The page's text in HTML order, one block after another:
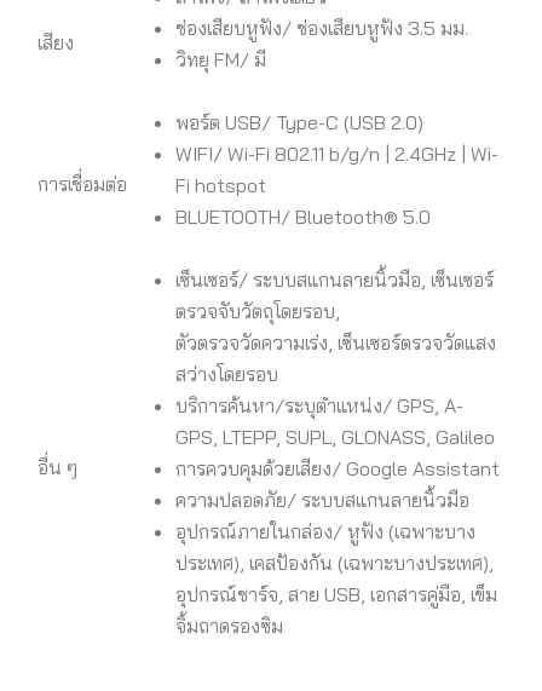
เสียง
ช่องเสียบหูฟัง/ ช่องเสียบหูฟัง 3.5 มม.
วิทยุ FM/ มี
การเชื่อมต่อ
พอร์ต USB/ Type-C (USB 2.0)
WIFI/ Wi-Fi 802.11 b/g/n | 2.4GHz | Wi-
Fi hotspot
BLUETOOTH/ Bluetooth® 5.0
อื่น ๆ
เซ็นเซอร์/ ระบบสแกนลายนิ้วมือ, เซ็นเซอร์
ตรวจจับวัตถุโดยรอบ,
ตัวตรวจวัดความเร่ง, เซ็นเซอร์ตรวจวัดแสง
สว่างโดยรอบ
บริการค้นหา/ระบุตำแหน่ง/ GPS, A-
GPS, LTEPP, SUPL, GLONASS, Galileo
การควบคุมด้วยเสียง/ Google Assistant
ความปลอดภัย/ ระบบสแกนลายนิ้วมือ
อุปกรณ์ภายในกล่อง/ หูฟัง (เฉพาะบาง
ประเทศ), เคสป้องกัน (เฉพาะบางประเทศ),
อุปกรณ์ชาร์จ, สาย USB, เอกสารคู่มือ, เข็ม
จิ้มถาดรองซิม